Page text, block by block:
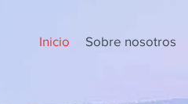
Inicio Sobre nosotros